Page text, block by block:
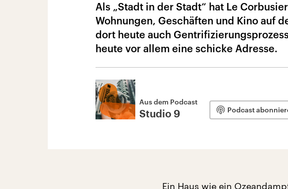
Als „Stadt in der Stadt“ hat Le
Wohnungen, Geschäften und Kino auf
dort heute auch
heute vor allem eine schicke Adresse.
Aus dem Podcast
Studio 9 Podcast
Ein Haus wie ein